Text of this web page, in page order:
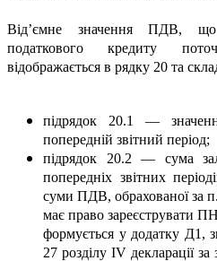
Від’ємне значення ПДВ,
податкового кредиту
відображається в рядку 20 та
підрядок 20.1 —
попередній звітний період;
підрядок 20.2 — сума
попередніх звітних
суми ПДВ, обрахованої за
має право
формується у додатку Д1,
27 розділу IV декларації